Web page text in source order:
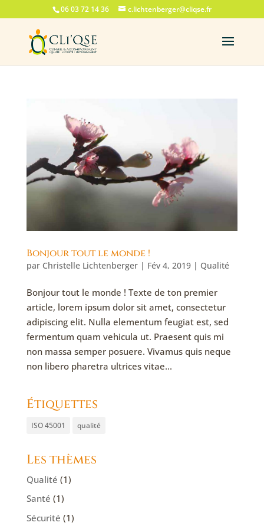
06 03 72 14 36 c.lichtenberger@cliqse.fr
Bonjour tout le monde !
par Christelle Lichtenberger| Fév 4, 2019| Qualité
Bonjour tout le monde ! Texte de ton premier
article, lorem ipsum dolor sit amet, consectetur
adipiscing elit. Nulla elementum feugiat est, sed
fermentum quam vehicula ut. Praesent quis mi
non massa semper posuere. Vivamus quis neque
non libero pharetra ultrices vitae...
Étiquettes
ISO 45001 qualité
Les thèmes
Qualité (1)
Santé (1)
Sécurité (1)